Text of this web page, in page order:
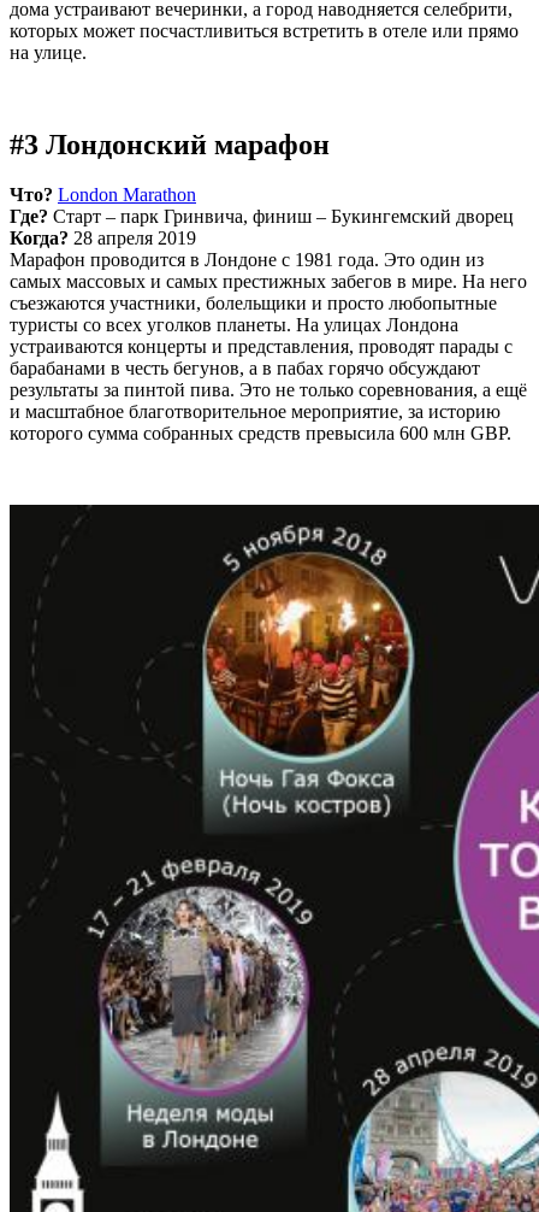
дома устраивают вечеринки, а город наводняется селебрити,
которых может посчастливиться встретить в отеле или прямо
на улице.
#3 Лондонский марафон
Что? London Marathon
Где? Старт – парк Гринвича, финиш – Букингемский дворец
Когда? 28 апреля 2019
Марафон проводится в Лондоне с 1981 года. Это один из
самых массовых и самых престижных забегов в мире. На него
съезжаются участники, болельщики и просто любопытные
туристы со всех уголков планеты. На улицах Лондона
устраиваются концерты и представления, проводят парады с
барабанами в честь бегунов, а в пабах горячо обсуждают
результаты за пинтой пива. Это не только соревнования, а ещё
и масштабное благотворительное мероприятие, за историю
которого сумма собранных средств превысила 600 млн GBP.